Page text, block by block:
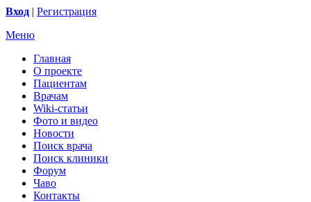
Вход | Регистрация
Меню
Главная
О проекте
Пациентам
Врачам
Wiki-статьи
Фото и видео
Новости
Поиск врача
Поиск клиники
Форум
Чаво
Контакты